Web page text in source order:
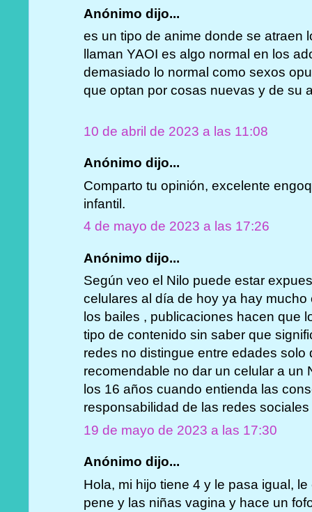
Anónimo dijo...
es un tipo de anime donde se atraen
llaman YAOI es algo normal en los
demasiado lo normal como sexos
que optan por cosas nuevas y de su
10 de abril de 2023 a las 11:08
Anónimo dijo...
Comparto tu opinión, excelente
infantil.
4 de mayo de 2023 a las 17:26
Anónimo dijo...
Según veo el Nilo puede estar
celulares al día de hoy ya hay
los bailes , publicaciones hacen que
tipo de contenido sin saber que
redes no distingue entre edades
recomendable no dar un celular a un
los 16 años cuando entienda las
responsabilidad de las redes sociales
19 de mayo de 2023 a las 17:30
Anónimo dijo...
Hola, mi hijo tiene 4 y le pasa igual,
pene y las niñas vagina y hace un